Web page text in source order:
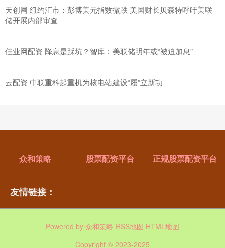
天创网 纽约汇市：彭博美元指数微跌 美国财长贝森特呼吁美联
储开展内部审查
佳业网配资 降息是踩坑？智库：美联储明年或“被迫加息”
云配资 中联重科起重机为核电站建设“履”立新功
众和策略 股票配资平台 正规股票配资平台
友情链接：
Powered by 众和策略 RSS地图 HTML地图
Copyright © 2023-2025